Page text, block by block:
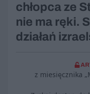
chłopca ze
nie ma ręki.
działań
z miesięcznika